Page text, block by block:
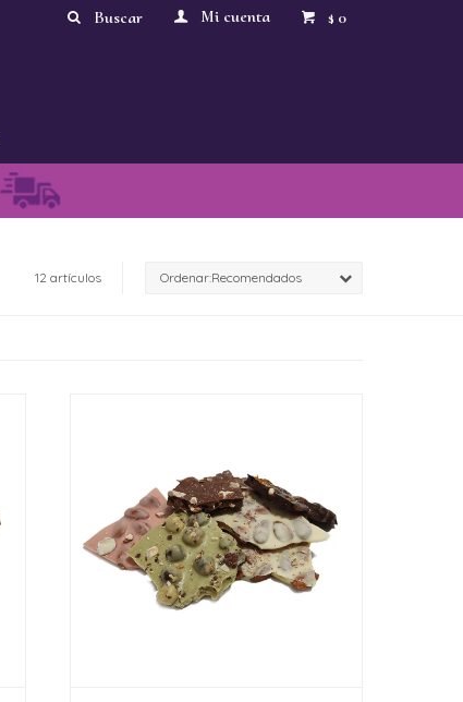
$ 0
12 artículos Recomendados